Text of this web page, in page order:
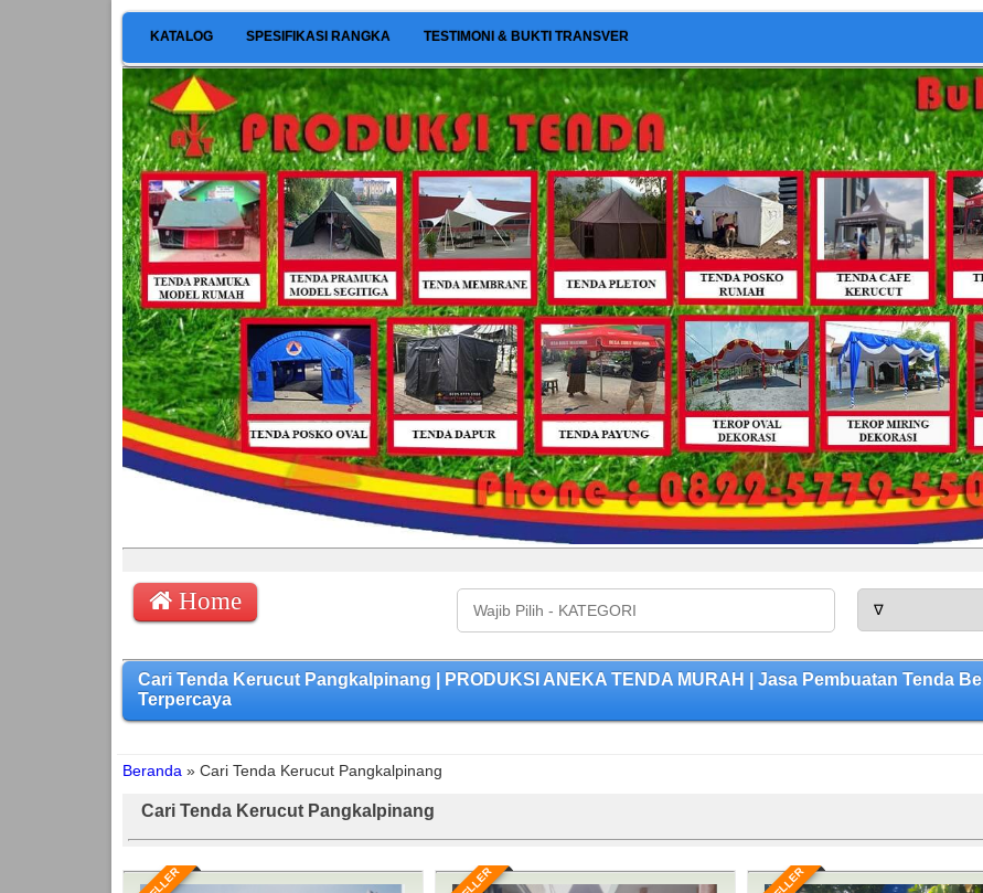
KATALOG SPESIFIKASI RANGKA TESTIMONI & BUKTI TRANSVER
Home
Cari Tenda Kerucut Pangkalpinang | PRODUKSI ANEKA TENDA MURAH | Jasa Pembuatan Tenda
Terpercaya
Beranda » Cari Tenda Kerucut Pangkalpinang
Cari Tenda Kerucut Pangkalpinang